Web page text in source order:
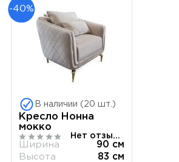
-40%
В наличии (20 шт.)
Кресло Нонна
мокко
Нет отзывов
Ширина
90 см
Высота
83 см